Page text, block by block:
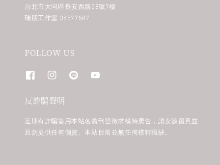
台北市大同區長安西路58號7樓
瑞朋工作室 38577587
FOLLOW US
反詐騙聲明
近期有詐騙盜用本站名義刊登徵求模特廣告，請女孩留意並
且勿提供任何個資。本站目前並無任何模特職缺。